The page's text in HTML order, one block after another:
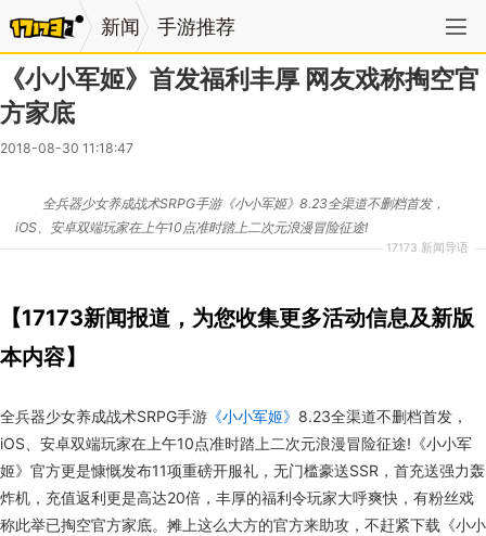
新闻 手游推荐
《小小军姬》首发福利丰厚 网友戏称掏空官
方家底
2018-08-30 11:18:47
17173 新闻导语
全兵器少女养成战术SRPG手游《小小军姬》8.23全渠道不删档首发，
iOS、安卓双端玩家在上午10点准时踏上二次元浪漫冒险征途!
【17173新闻报道，为您收集更多活动信息及新版
本内容】
全兵器少女养成战术SRPG手游 《小小军姬》 8.23全渠道不删档首发，
iOS、安卓双端玩家在上午10点准时踏上二次元浪漫冒险征途!《小小军
姬》官方更是慷慨发布11项重磅开服礼，无门槛豪送SSR，首充送强力轰
炸机，充值返利更是高达20倍，丰厚的福利令玩家大呼爽快，有粉丝戏
称此举已掏空官方家底。摊上这么大方的官方来助攻，不赶紧下载《小小